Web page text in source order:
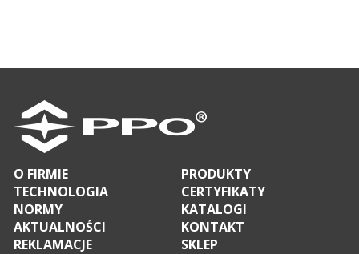
O FIRMIE
PRODUKTY
TECHNOLOGIA
CERTYFIKATY
NORMY
KATALOGI
AKTUALNOŚCI
KONTAKT
REKLAMACJE
SKLEP